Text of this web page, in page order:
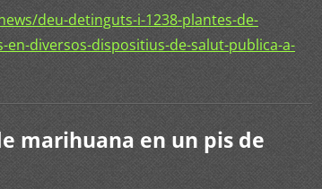
deu-detinguts-i-1238-plantes-de-
en-diversos-dispositius-de-salut-publica-a-
marihuana en un pis de